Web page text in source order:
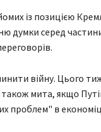
із позицією
думки серед
війну. Цього
також мита, якщо
проблем" в